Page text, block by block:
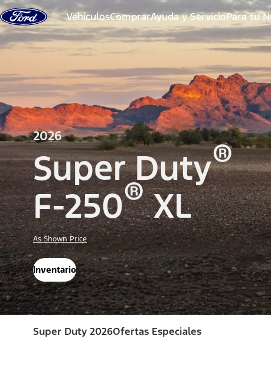
Saltar al contenido
VehículosComprarAyuda y ServicioPara tu
2026
Super Duty®
F-250®XL
As Shown Price
Inventario
Super Duty 2026Ofertas Especiales